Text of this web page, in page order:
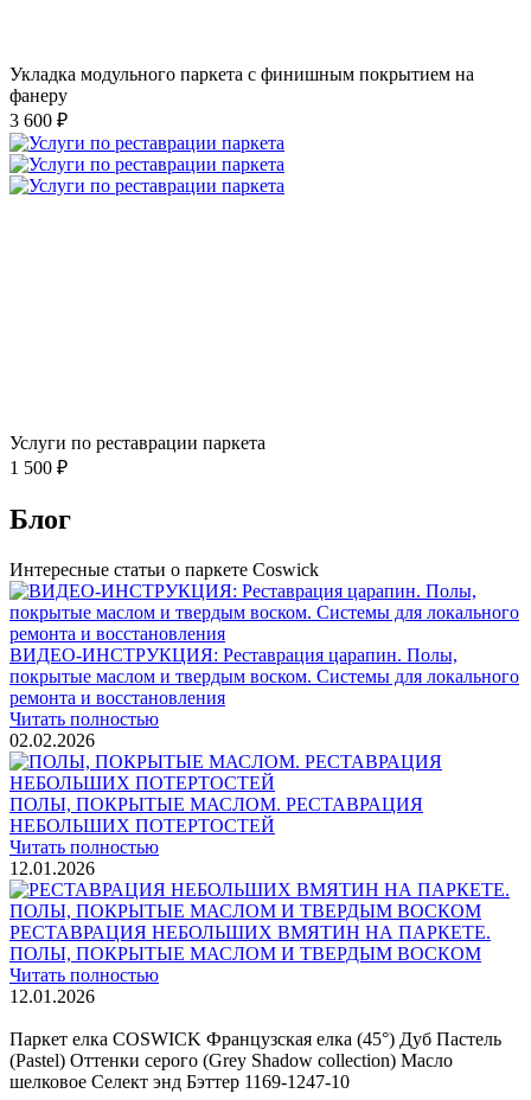
Укладка модульного паркета с финишным покрытием на
фанеру
3 600 ₽
Услуги по реставрации паркета
1 500 ₽
Блог
Интересные статьи о паркете Coswick
ВИДЕО-ИНСТРУКЦИЯ: Реставрация царапин. Полы,
покрытые маслом и твердым воском. Системы для локального
ремонта и восстановления
Читать полностью
02.02.2026
ПОЛЫ, ПОКРЫТЫЕ МАСЛОМ. РЕСТАВРАЦИЯ
НЕБОЛЬШИХ ПОТЕРТОСТЕЙ
Читать полностью
12.01.2026
РЕСТАВРАЦИЯ НЕБОЛЬШИХ ВМЯТИН НА ПАРКЕТЕ.
ПОЛЫ, ПОКРЫТЫЕ МАСЛОМ И ТВЕРДЫМ ВОСКОМ
Читать полностью
12.01.2026
Паркет елка COSWICK Французская елка (45°) Дуб Пастель
(Pastel) Оттенки серого (Grеy Shadow collection) Масло
шелковое Селект энд Бэттер 1169-1247-10